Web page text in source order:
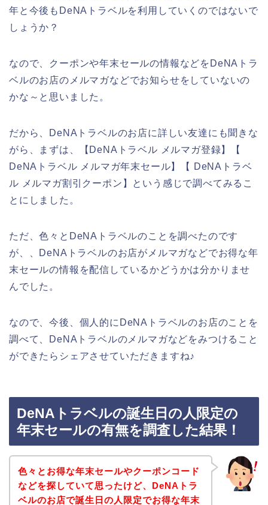
年と今後もDeNAトラベルを利用していくのではないで
しょうか？
なので、クーポンや年末セールの情報などをDeNAトラ
ベルのお店のメルマガなどでお知らせをしていないの
かな～と思いました。
だから、DeNAトラベルのお店に詳しい友達にも聞きな
がら、まずは、【DeNAトラベル メルマガ登録】【
DeNAトラベル メルマガ年末セール】【 DeNAトラベ
ル メルマガ割引クーポン】という感じで調べてみるこ
とにしました。
ただ、色々とDeNAトラベルのことを調べたのです
が、、DeNAトラベルのお店がメルマガなどでお得な年
末セールの情報を配信しているかどうかは分かりませ
んでした。
なので、今後、個人的にDeNAトラベルのお店のことを
調べて、DeNAトラベルのメルマガなどをみつけること
ができたらシェアさせていただきますね♪
DeNAトラベルの誕生日の人限定の
年末セールの有無を調査した結果！
色々とお得な年末セールやクーポンコード
などを探していて思ったけど、DeNAトラ
ベルのお店で誕生日の人限定でお得な年末